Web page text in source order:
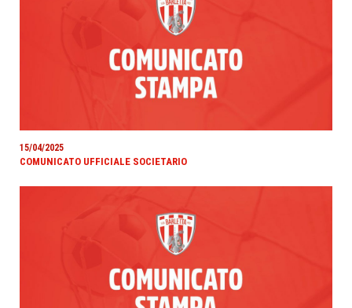
15/04/2025
COMUNICATO UFFICIALE SOCIETARIO